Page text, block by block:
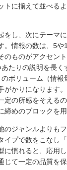
トに揃えて並べる
をし、次にテーマ
。情報の数は、5
のものがアクセン
たりの説明を長く
ボリューム（情報
がかりになります
定の所感をそえる
締めのブロックを
のジャンルよりも
イプで数をこなし
に慣れると、応用
じて一定の品質を